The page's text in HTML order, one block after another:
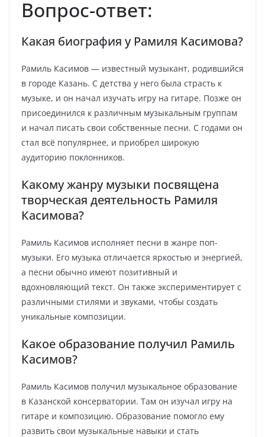
Вопрос-ответ:
Какая биография у Рамиля Касимова?
Рамиль Касимов — известный музыкант, родившийся
в городе Казань. С детства у него была страсть к
музыке, и он начал изучать игру на гитаре. Позже он
присоединился к различным музыкальным группам
и начал писать свои собственные песни. С годами он
стал всё популярнее, и приобрел широкую
аудиторию поклонников.
Какому жанру музыки посвящена
творческая деятельность Рамиля
Касимова?
Рамиль Касимов исполняет песни в жанре поп-
музыки. Его музыка отличается яркостью и энергией,
а песни обычно имеют позитивный и
вдохновляющий текст. Он также экспериментирует с
различными стилями и звуками, чтобы создать
уникальные композиции.
Какое образование получил Рамиль
Касимов?
Рамиль Касимов получил музыкальное образование
в Казанской консерватории. Там он изучал игру на
гитаре и композицию. Образование помогло ему
развить свои музыкальные навыки и стать